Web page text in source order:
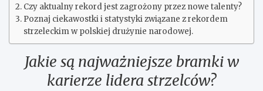
Czy aktualny rekord jest zagrożony przez nowe talenty?
Poznaj ciekawostki i statystyki związane z rekordem
strzeleckim w polskiej drużynie narodowej.
Jakie są najważniejsze bramki w
karierze lidera strzelców?